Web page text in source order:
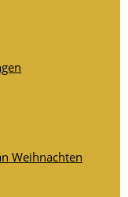
Weihnachten